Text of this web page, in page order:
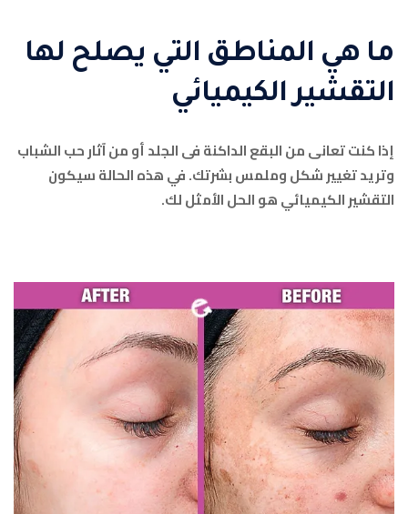
ما هي المناطق التي يصلح لها
التقشير الكيميائي
إذا كنت تعانى من البقع الداكنة فى الجلد أو من آثار حب الشباب
وتريد تغيير شكل وملمس بشرتك. في هذه الحالة سيكون
التقشير الكيميائي هو الحل الأمثل لك.